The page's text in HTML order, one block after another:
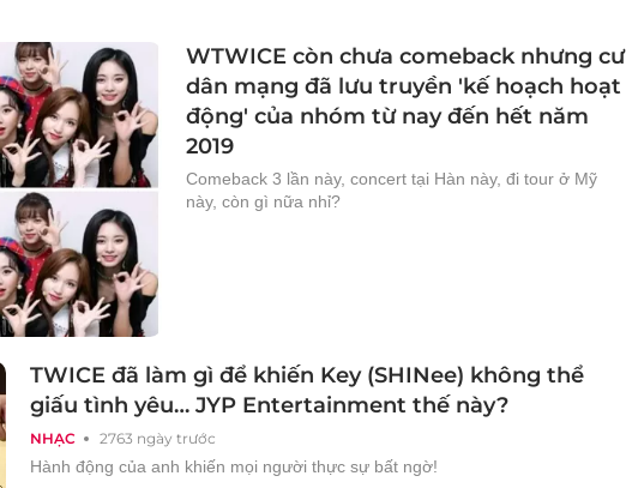
WTWICE còn chưa comeback nhưng cư
dân mạng đã lưu truyền 'kế hoạch hoạt
động' của nhóm từ nay đến hết năm
2019
Comeback 3 lần này, concert tại Hàn này, đi tour ở Mỹ
này, còn gì nữa nhỉ?
NHẠC 2763 ngày trước
TWICE đã làm gì để khiến Key (SHINee) không thể
giấu tình yêu… JYP Entertainment thế này?
Hành động của anh khiến mọi người thực sự bất ngờ!